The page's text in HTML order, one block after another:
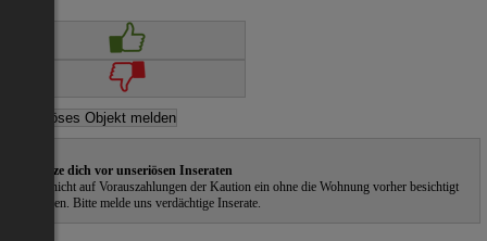
Schütze dich vor unseriösen Inseraten
Gehe nicht auf Vorauszahlungen der Kaution ein ohne die Wohnung vorher besichtigt
zu haben. Bitte melde uns verdächtige Inserate.